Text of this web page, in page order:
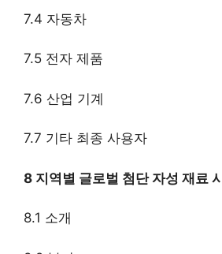
7.4 자동차
7.5 전자 제품
7.6 산업 기계
7.7 기타 최종 사용자
8 지역별 글로벌 첨단 자성 재료
8.1 소개